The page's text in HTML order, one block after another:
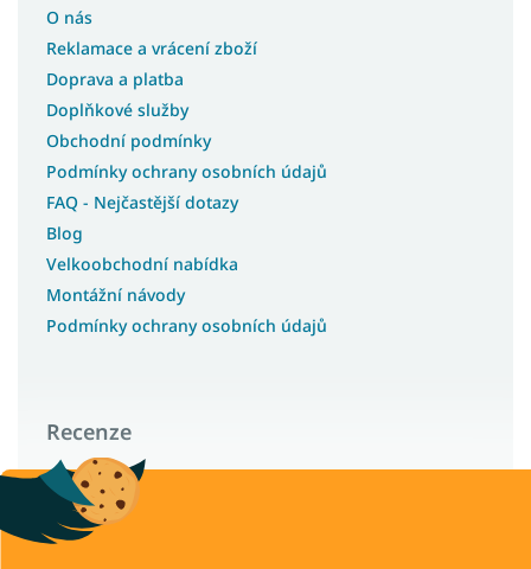
O nás
Reklamace a vrácení zboží
Doprava a platba
Doplňkové služby
Obchodní podmínky
Podmínky ochrany osobních údajů
FAQ - Nejčastější dotazy
Blog
Velkoobchodní nabídka
Montážní návody
Podmínky ochrany osobních údajů
Recenze
Wilsondo – recenze a zkušenosti zákazníků